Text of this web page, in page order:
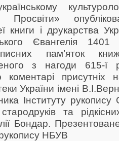
Просвіти»
книги і друкарства
Євангелія
пам’яток
з нагоди 615-ї
коментарі присутніх
України імені
Інституту
та
Бондар.
НБУВ